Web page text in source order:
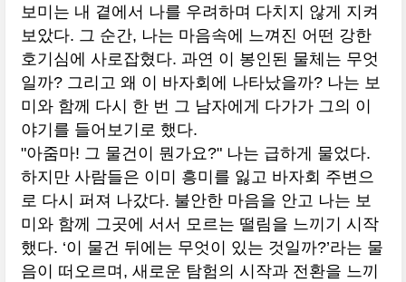
보미는 내 곁에서 나를 우려하며 다치지 않게 지켜
보았다. 그 순간, 나는 마음속에 느껴진 어떤 강한
호기심에 사로잡혔다. 과연 이 봉인된 물체는 무엇
일까? 그리고 왜 이 바자회에 나타났을까? 나는 보
미와 함께 다시 한 번 그 남자에게 다가가 그의 이
야기를 들어보기로 했다.
"아줌마! 그 물건이 뭔가요?" 나는 급하게 물었다.
하지만 사람들은 이미 흥미를 잃고 바자회 주변으
로 다시 퍼져 나갔다. 불안한 마음을 안고 나는 보
미와 함께 그곳에 서서 모르는 떨림을 느끼기 시작
했다. ‘이 물건 뒤에는 무엇이 있는 것일까?’라는 물
음이 떠오르며, 새로운 탐험의 시작과 전환을 느끼